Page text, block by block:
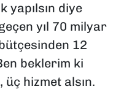
yapılsın diye
yıl 70 milyar
12
beklerim ki
hizmet alsın.